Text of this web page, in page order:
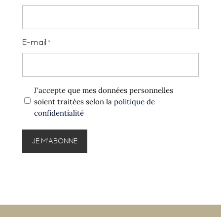
E-mail *
Politique
confidentialité
J'accepte que mes données personnelles
soient traitées selon la politique de
confidentialité